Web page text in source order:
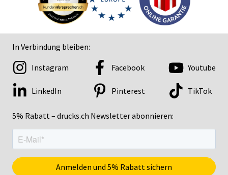
In Verbindung bleiben:
5% Rabatt – drucks.ch Newsletter abonnieren:
Instagram Facebook Youtube
LinkedIn Pinterest TikTok